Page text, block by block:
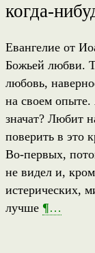
когда-
Евангелие от
Божьей любви.
любовь,
на своем опыте.
значат? Любит
поверить в это
Во-первых,
не видел и,
истерических,
лучше ¶…